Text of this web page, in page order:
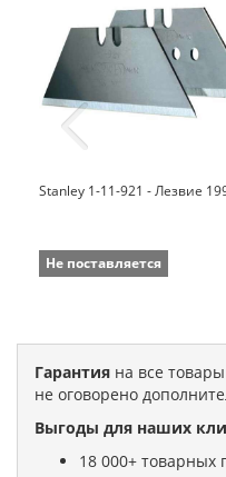
Stanley 1-11-921 - Лезвие
Не поставляется
Гарантия на все
не оговорено
Выгоды для наших
18 000+